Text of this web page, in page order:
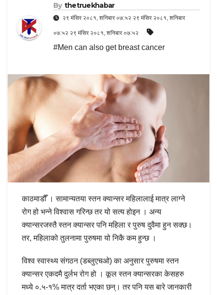
By thetruekhabar
२९ मंसिर २०८१, शनिबार ०७:५२ २९ मंसिर २०८१, शनिबार
०७:५२ २९ मंसिर २०८१, शनिबार ०७:५२
#Men can also get breast cancer
काठमाडौँ । सामान्यतया स्तन क्यान्सर महिलालाई मात्र लाग्ने
रोग हो भन्ने विश्वास गरिन्छ तर यो सत्य होइन । अन्य
क्यान्सरजस्तै स्तन क्यान्सर पनि महिला र पुरुष दुवैमा हुन सक्छ।
तर, महिलाको तुलनामा पुरुषमा यो निकै कम हुन्छ ।
विश्व स्वास्थ्य संगठन (डब्लुएचओ) का अनुसार पुरुषमा स्तन
क्यान्सर एकदमै दुर्लभ रोग हो । कूल स्तन क्यान्सरका केसहरु
मध्ये ०.५-१% मात्र दर्ता भएका छन्। तर पनि यस बारे जानकारी